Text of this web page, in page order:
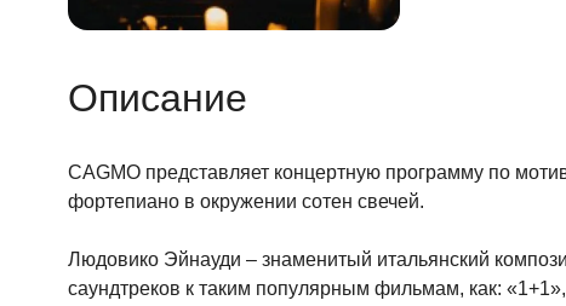
Описание
CAGMO представляет концертную программу по
фортепиано в окружении сотен свечей.
Людовико Эйнауди – знаменитый итальянский
саундтреков к таким популярным фильмам, как: